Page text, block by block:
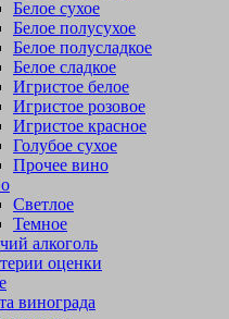
Белое сухое
Белое полусухое
Белое полусладкое
Белое сладкое
Игристое белое
Игристое розовое
Игристое красное
Голубое сухое
Прочее вино
Светлое
Темное
алкоголь
оценки
винограда